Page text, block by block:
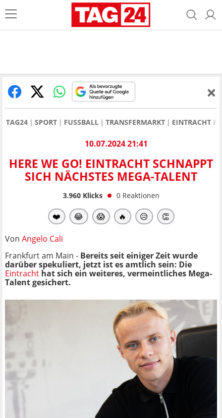
TAG24 SPORT FUSSBALL TRANSFERMARKT EINTRACHT
10.07.2024 21:41
HERE WE GO! EINTRACHT SCHNAPPT
SICH NÄCHSTES MEGA-TALENT
3.960Klicks 0 Reaktionen
❤️ 😂 😱 🔥 😥 👏
Von Angelo Cali
Frankfurt am Main - Bereits seit einiger Zeit wurde
darüber spekuliert, jetzt ist es amtlich sein: Die
Eintracht hat sich ein weiteres, vermeintliches Mega-
Talent gesichert.